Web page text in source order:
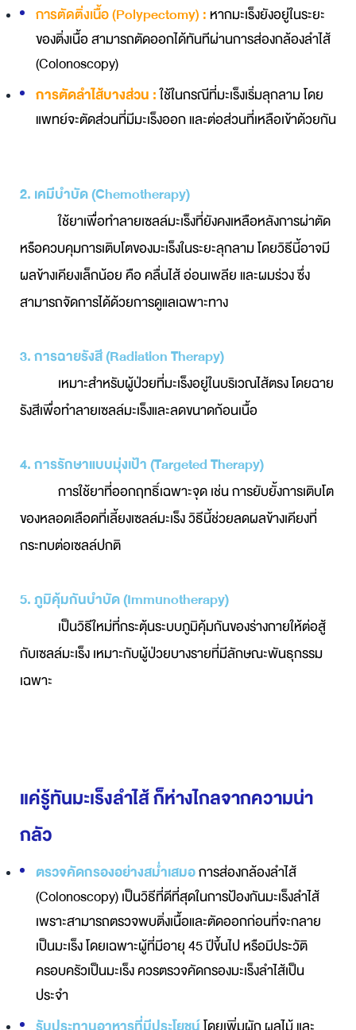
การตัดติ่งเนื้อ (Polypectomy) : หากมะเร็งยังอยู่ในระยะ
ของติ่งเนื้อ สามารถตัดออกได้ทันทีผ่านการส่องกล้องลำไส้
(Colonoscopy)
การตัดลำไส้บางส่วน :ใช้ในกรณีที่มะเร็งเริ่มลุกลาม โดย
แพทย์จะตัดส่วนที่มีมะเร็งออก และต่อส่วนที่เหลือเข้าด้วยกัน
2. เคมีบำบัด (Chemotherapy)
ใช้ยาเพื่อทำลายเซลล์มะเร็งที่ยังคงเหลือหลังการผ่าตัด
หรือควบคุมการเติบโตของมะเร็งในระยะลุกลาม โดยวิธีนี้อาจมี
ผลข้างเคียงเล็กน้อย คือ คลื่นไส้ อ่อนเพลีย และผมร่วง ซึ่ง
สามารถจัดการได้ด้วยการดูแลเฉพาะทาง
3. การฉายรังสี (Radiation Therapy)
เหมาะสำหรับผู้ป่วยที่มะเร็งอยู่ในบริเวณไส้ตรง โดยฉาย
รังสีเพื่อทำลายเซลล์มะเร็งและลดขนาดก้อนเนื้อ
4. การรักษาแบบมุ่งเป้า (Targeted Therapy)
การใช้ยาที่ออกฤทธิ์เฉพาะจุด เช่น การยับยั้งการเติบโต
ของหลอดเลือดที่เลี้ยงเซลล์มะเร็ง วิธีนี้ช่วยลดผลข้างเคียงที่
กระทบต่อเซลล์ปกติ
5. ภูมิคุ้มกันบำบัด (Immunotherapy)
เป็นวิธีใหม่ที่กระตุ้นระบบภูมิคุ้มกันของร่างกายให้ต่อสู้
กับเซลล์มะเร็ง เหมาะกับผู้ป่วยบางรายที่มีลักษณะพันธุกรรม
เฉพาะ
แค่รู้ทันมะเร็งลำไส้ ก็ห่างไกลจากความน่า
กลัว
ตรวจคัดกรองอย่างสม่ำเสมอการส่องกล้องลำไส้
(Colonoscopy) เป็นวิธีที่ดีที่สุดในการป้องกันมะเร็งลำไส้
เพราะสามารถตรวจพบติ่งเนื้อและตัดออกก่อนที่จะกลาย
เป็นมะเร็ง โดยเฉพาะผู้ที่มีอายุ 45 ปีขึ้นไป หรือมีประวัติ
ครอบครัวเป็นมะเร็ง ควรตรวจคัดกรองมะเร็งลำไส้เป็น
ประจำ